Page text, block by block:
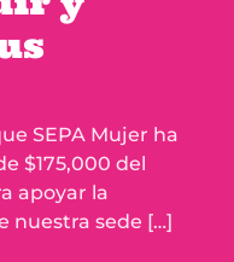
SEPA Mujer ha
$175,000 del
apoyar la
nuestra sede […]